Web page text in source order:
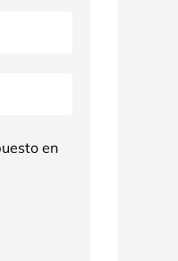
en